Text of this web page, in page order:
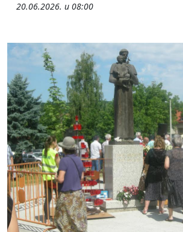
20.06.2026. u 08:00